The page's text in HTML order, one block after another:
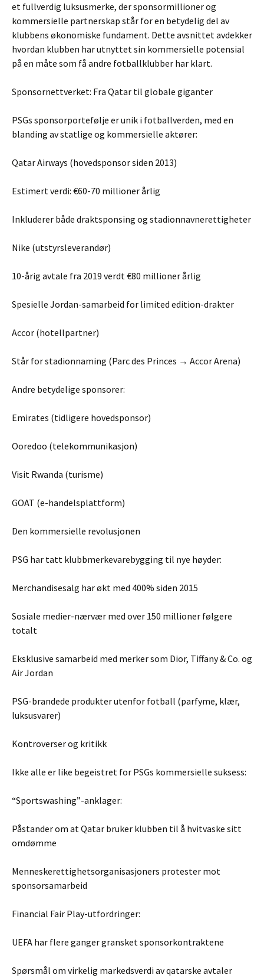
et fullverdig luksusmerke, der sponsormillioner og
kommersielle partnerskap står for en betydelig del av
klubbens økonomiske fundament. Dette avsnittet avdekker
hvordan klubben har utnyttet sin kommersielle potensial
på en måte som få andre fotballklubber har klart.
Sponsornettverket: Fra Qatar til globale giganter
PSGs sponsorportefølje er unik i fotballverden, med en
blanding av statlige og kommersielle aktører:
Qatar Airways (hovedsponsor siden 2013)
Estimert verdi: €60-70 millioner årlig
Inkluderer både draktsponsing og stadionnavnerettigheter
Nike (utstyrsleverandør)
10-årig avtale fra 2019 verdt €80 millioner årlig
Spesielle Jordan-samarbeid for limited edition-drakter
Accor (hotellpartner)
Står for stadionnaming (Parc des Princes → Accor Arena)
Andre betydelige sponsorer:
Emirates (tidligere hovedsponsor)
Ooredoo (telekommunikasjon)
Visit Rwanda (turisme)
GOAT (e-handelsplattform)
Den kommersielle revolusjonen
PSG har tatt klubbmerkevarebygging til nye høyder:
Merchandisesalg har økt med 400% siden 2015
Sosiale medier-nærvær med over 150 millioner følgere
totalt
Eksklusive samarbeid med merker som Dior, Tiffany & Co. og
Air Jordan
PSG-brandede produkter utenfor fotball (parfyme, klær,
luksusvarer)
Kontroverser og kritikk
Ikke alle er like begeistret for PSGs kommersielle suksess:
“Sportswashing”-anklager:
Påstander om at Qatar bruker klubben til å hvitvaske sitt
omdømme
Menneskerettighetsorganisasjoners protester mot
sponsorsamarbeid
Financial Fair Play-utfordringer:
UEFA har flere ganger gransket sponsorkontraktene
Spørsmål om virkelig markedsverdi av qatarske avtaler